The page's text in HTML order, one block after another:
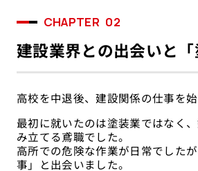
CHAPTER 02
建設業界との出会いと「
高校を中退後、建設関係の仕事を始
最初に就いたのは塗装業ではなく
み立てる鳶職でした。
高所での危険な作業が日常でした
事」と出会いました。